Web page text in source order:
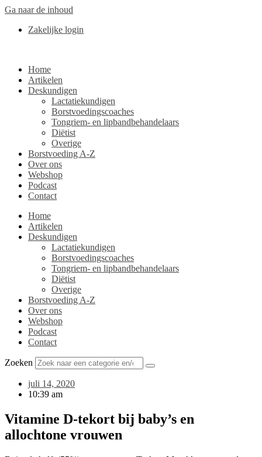
Ga naar de inhoud
Zakelijke login
Home
Artikelen
Deskundigen
Lactatiekundigen
Borstvoedingscoaches
Tongriem- en lipbandbehandelaars
Diëtist
Overige
Borstvoeding A-Z
Over ons
Webshop
Podcast
Contact
Home
Artikelen
Deskundigen
Lactatiekundigen
Borstvoedingscoaches
Tongriem- en lipbandbehandelaars
Diëtist
Overige
Borstvoeding A-Z
Over ons
Webshop
Podcast
Contact
Zoeken
juli 14, 2020
10:39 am
Vitamine D-tekort bij baby’s en
allochtone vrouwen